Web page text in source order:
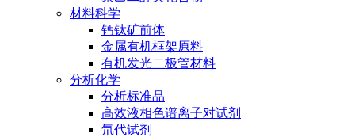
材料科学
钙钛矿前体
金属有机框架原料
有机发光二极管材料
分析化学
分析标准品
高效液相色谱离子对试剂
氘代试剂